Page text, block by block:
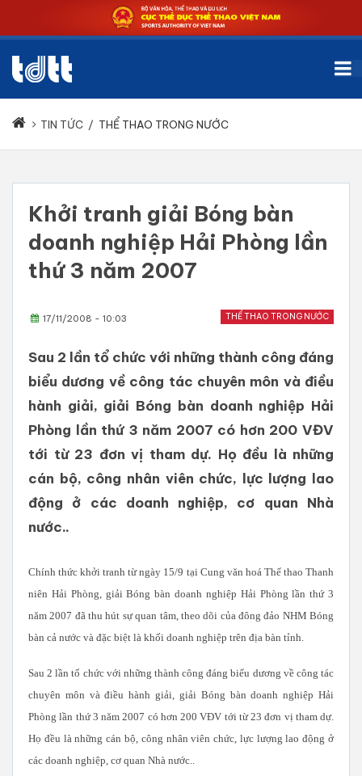
TIN TỨC / THỂ THAO TRONG NƯỚC
Khởi tranh giải Bóng bàn
doanh nghiệp Hải Phòng lần
thứ 3 năm 2007
THỂ THAO TRONG NƯỚC
17/11/2008 - 10:03
Sau 2 lần tổ chức với những thành công đáng
biểu dương về công tác chuyên môn và điều
hành giải, giải Bóng bàn doanh nghiệp Hải
Phòng lần thứ 3 năm 2007 có hơn 200 VĐV
tới từ 23 đơn vị tham dự. Họ đều là những
cán bộ, công nhân viên chức, lực lượng lao
động ở các doanh nghiệp, cơ quan Nhà
nước..
Chính thức khởi tranh từ ngày 15/9 tại Cung văn hoá Thể thao Thanh
niên Hải Phòng, giải Bóng bàn doanh nghiệp Hải Phòng lần thứ 3
năm 2007 đã thu hút sự quan tâm, theo dõi của đông đảo NHM Bóng
bàn cả nước và đặc biệt là khối doanh nghiệp trên địa bàn tỉnh.
Sau 2 lần tổ chức với những thành công đáng biểu dương về công tác
chuyên môn và điều hành giải, giải Bóng bàn doanh nghiệp Hải
Phòng lần thứ 3 năm 2007 có hơn 200 VĐV tới từ 23 đơn vị tham dự.
Họ đều là những cán bộ, công nhân viên chức, lực lượng lao động ở
các doanh nghiệp, cơ quan Nhà nước..